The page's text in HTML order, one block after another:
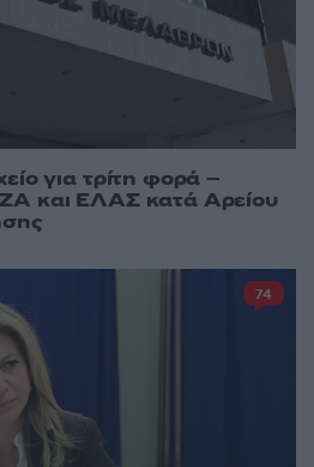
για τρίτη φορά –
και ΕΛΑΣ κατά Αρείου
74